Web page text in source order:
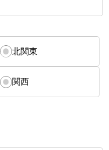
北関東
関西